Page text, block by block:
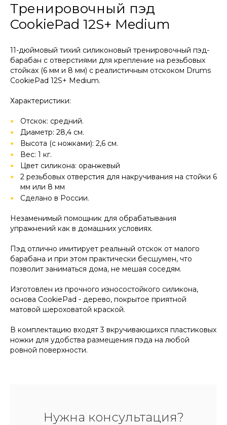
Тренировочный пэд
CookiePad 12S+ Medium
11-дюймовый тихий силиконовый тренировочный пэд-
барабан с отверстиями для крепление на резьбовых
стойках (6 мм и 8 мм) с реалистичным отскоком Drums
CookiePad 12S+ Medium.
Характеристики:
Отскок: средний.
Диаметр: 28,4 см.
Высота (с ножками): 2,6 см.
Вес: 1 кг.
Цвет силикона: оранжевый
2 резьбовых отверстия для накручивания на стойки 6
мм или 8 мм
Сделано в России.
Незаменимый помощник для обрабатывания
упражнений как в домашних условиях.
Пэд отлично имитирует реальный отскок от малого
барабана и при этом практически бесшумен, что
позволит заниматься дома, не мешая соседям.
Изготовлен из прочного износостойкого силикона,
основа CookiePad - дерево, покрытое приятной
матовой шероховатой краской.
В комплектацию входят 3 вкручивающихся пластиковых
ножки для удобства размещения пэда на любой
ровной поверхности.
Нужна консультация?